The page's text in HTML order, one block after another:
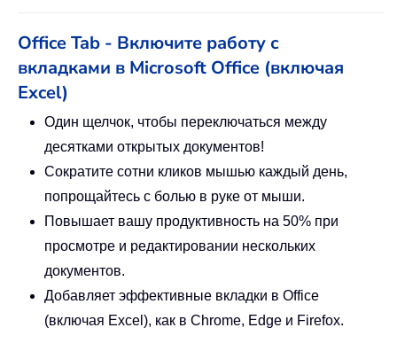
Office Tab - Включите работу с
вкладками в Microsoft Office (включая
Excel)
Один щелчок, чтобы переключаться между
десятками открытых документов!
Сократите сотни кликов мышью каждый день,
попрощайтесь с болью в руке от мыши.
Повышает вашу продуктивность на 50% при
просмотре и редактировании нескольких
документов.
Добавляет эффективные вкладки в Office
(включая Excel), как в Chrome, Edge и Firefox.